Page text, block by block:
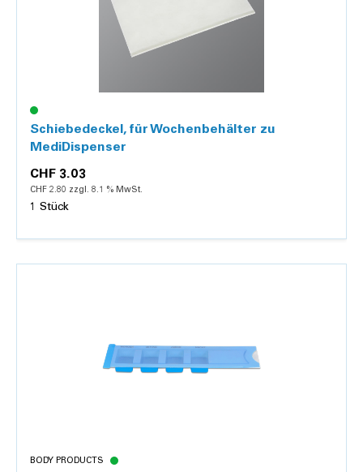
Schiebedeckel, für Wochenbehälter zu
MediDispenser
CHF 3.03
CHF 2.80 zzgl. 8.1 % MwSt.
1 Stück
BODY PRODUCTS